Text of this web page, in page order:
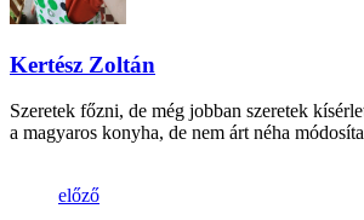
Kertész Zoltán
Szeretek főzni, de még jobban szeretek
a magyaros konyha, de nem árt néha
előző